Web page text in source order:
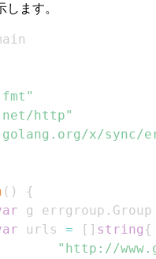
ます。
http"
x/sync/
( )
{
g errgroup .
urls = [ ] string {
"http://